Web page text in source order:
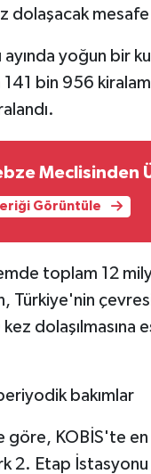
dolaşacak
ayında yoğun bir
bin 956
Meclisinden
Görüntüle
toplam 12
Türkiye'nin
kez
bakımlar
göre, KOBİS'te
2. Etap